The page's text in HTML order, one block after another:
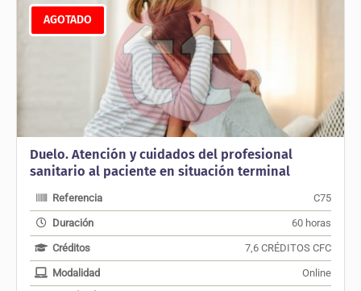
AGOTADO
Duelo. Atención y cuidados del profesional
sanitario al paciente en situación terminal
Referencia C75
Duración 60 horas
Créditos 7,6 CRÉDITOS CFC
Modalidad
Online